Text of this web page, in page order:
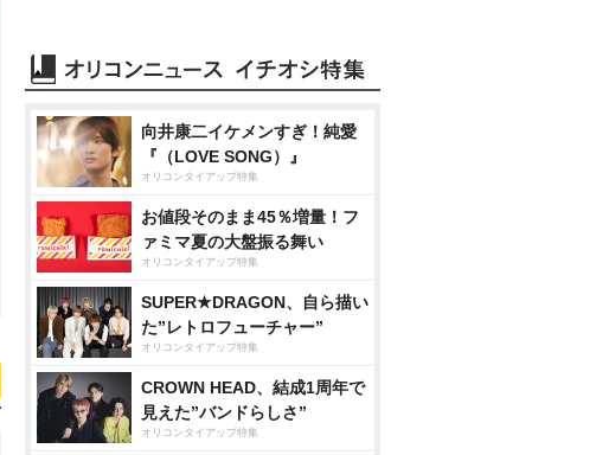
向井康二イケメンすぎ！純愛
『（LOVE SONG）』
オリコンタイアップ特集
お値段そのまま45％増量！フ
ァミマ夏の大盤振る舞い
オリコンタイアップ特集
SUPER★DRAGON、自ら描い
た”レトロフューチャー”
オリコンタイアップ特集
CROWN HEAD、結成1周年で
見えた”バンドらしさ”
オリコンタイアップ特集